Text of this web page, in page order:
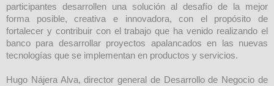
participantes desarrollen una solución al desafío de la mejor
forma posible, creativa e innovadora, con el propósito de
fortalecer y contribuir con el trabajo que ha venido realizando el
banco para desarrollar proyectos apalancados en las nuevas
tecnologías que se implementan en productos y servicios.
Hugo Nájera Alva, director general de Desarrollo de Negocio de